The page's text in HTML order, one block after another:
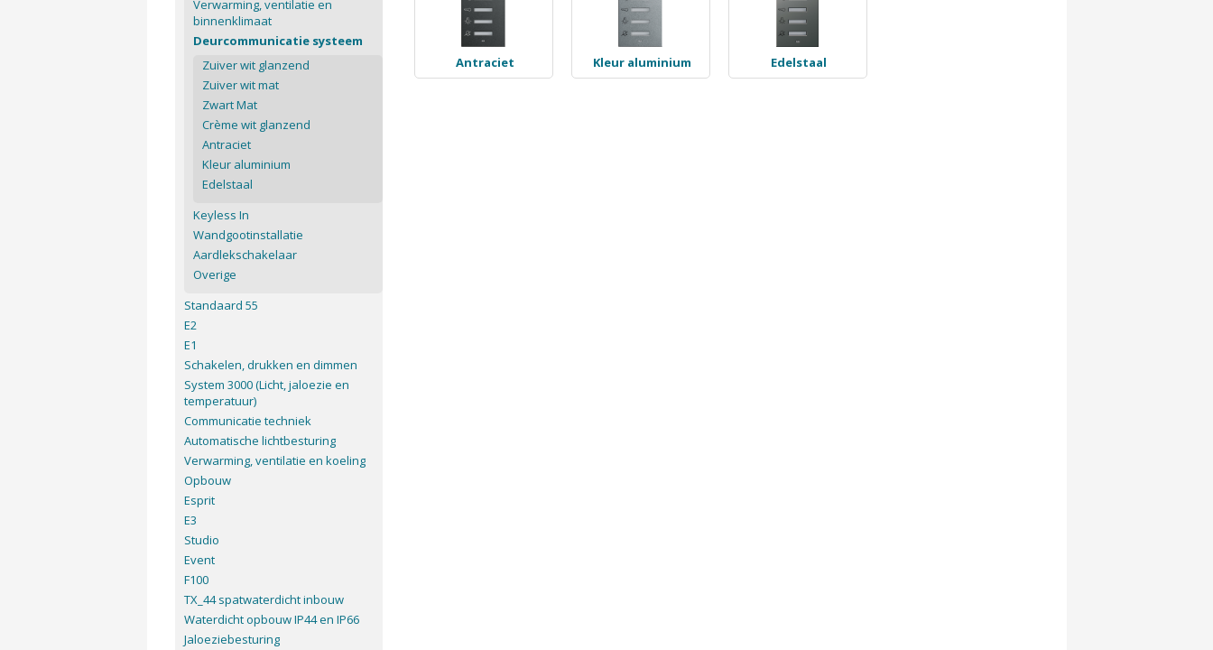
Antraciet Kleur aluminium Edelstaal
Verwarming, ventilatie en
binnenklimaat
Deurcommunicatie systeem
Zuiver wit glanzend
Zuiver wit mat
Zwart Mat
Crème wit glanzend
Antraciet
Kleur aluminium
Edelstaal
Keyless In
Wandgootinstallatie
Aardlekschakelaar
Overige
Standaard 55
E2
E1
Schakelen, drukken en dimmen
System 3000 (Licht, jaloezie en
temperatuur)
Communicatie techniek
Automatische lichtbesturing
Verwarming, ventilatie en koeling
Opbouw
Esprit
E3
Studio
Event
F100
TX_44 spatwaterdicht inbouw
Waterdicht opbouw IP44 en IP66
Jaloeziebesturing